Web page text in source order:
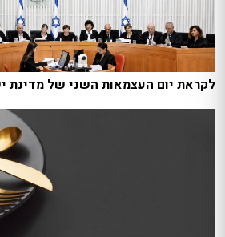
לקראת יום העצמאות השני של מדינת